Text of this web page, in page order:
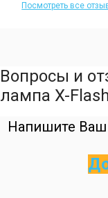
Посмотреть все
Вопросы и
лампа X-
Напишите